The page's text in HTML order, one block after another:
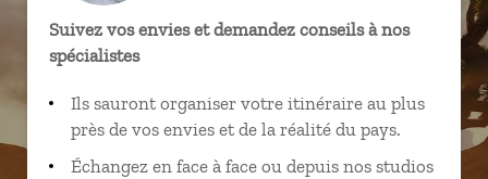
Suivez vos envies et demandez conseils à nos
spécialistes
Ils sauront organiser votre itinéraire au plus
près de vos envies et de la réalité du pays.
Échangez en face à face ou depuis nos studios